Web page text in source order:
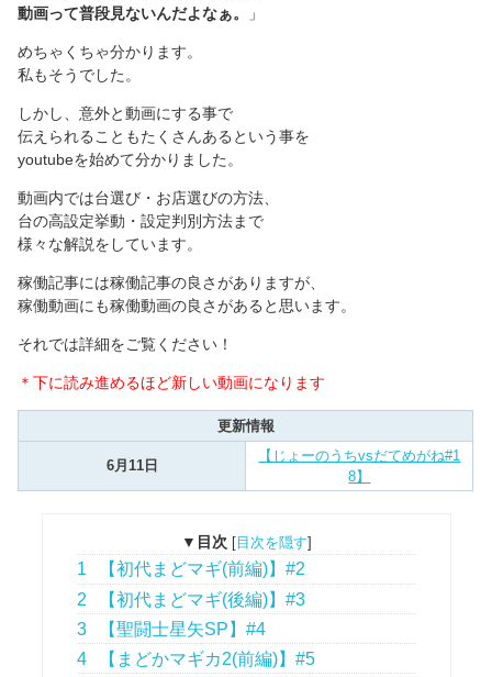
動画って普段見ないんだよなぁ。
」
めちゃくちゃ分かります。
私もそうでした。
しかし、意外と動画にする事で
伝えられることもたくさんあるという事を
youtubeを始めて分かりました。
動画内では台選び・お店選びの方法、
台の高設定挙動・設定判別方法まで
様々な解説をしています。
稼働記事には稼働記事の良さがありますが、
稼働動画にも稼働動画の良さがあると思います。
それでは詳細をご覧ください！
＊下に読み進めるほど新しい動画になります
更新情報
6月11日
【じょーのうちvsだてめがね#1
8】
▼目次 [目次を隠す]
1
【初代まどマギ(前編)】#2
2
【初代まどマギ(後編)】#3
3
【聖闘士星矢SP】#4
4
【まどかマギカ2(前編)】#5